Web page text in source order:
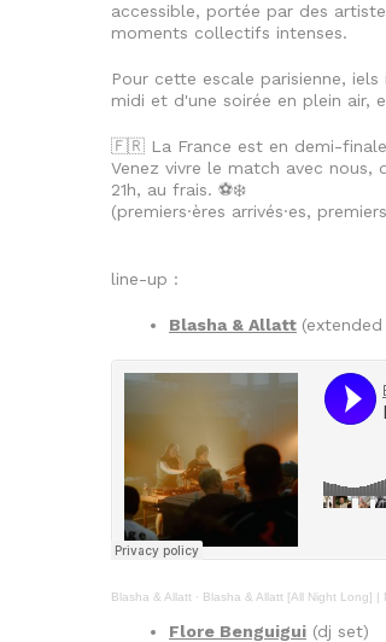
accessible, portée par des
moments collectifs intenses.
Pour cette escale parisienne,
midi et d'une soirée en plein air,
🇫🇷 La France est en demi-
Venez vivre le match avec
21h, au frais. ⚽❄️
(premiers·ères arrivés·es,
line-up :
Blasha & Allatt
Blasha & Allatt · Blasha & Allatt [All Night Long]
Flore Benguigui (dj set)